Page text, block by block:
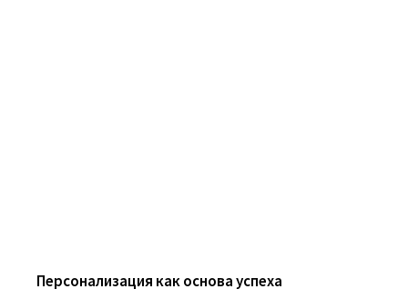
Персонализация как основа успеха